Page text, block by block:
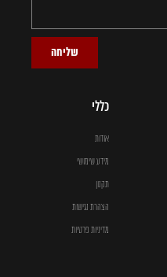
שליחה
כללי
אודות
מידע שימושי
תקנון
הצהרת נגישות
מדיניות פרטיות